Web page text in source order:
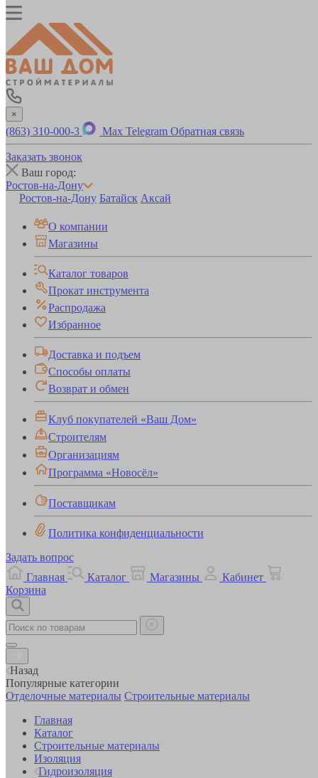
×
(863) 310-000-3 Max Telegram Обратная связь
Заказать звонок
Ваш город:
Ростов-на-Дону
Ростов-на-Дону Батайск Аксай
О компании
Магазины
Каталог товаров
Прокат инструмента
Распродажа
Избранное
Доставка и подъем
Способы оплаты
Возврат и обмен
Клуб покупателей «Ваш Дом»
Строителям
Организациям
Программа «Новосёл»
Поставщикам
Политика конфиденциальности
Задать вопрос
Главная
Каталог Магазины
Кабинет
Корзина
Назад
Популярные категории
Отделочные материалы Строительные материалы
Главная
Каталог
Строительные материалы
Изоляция
Гидроизоляция